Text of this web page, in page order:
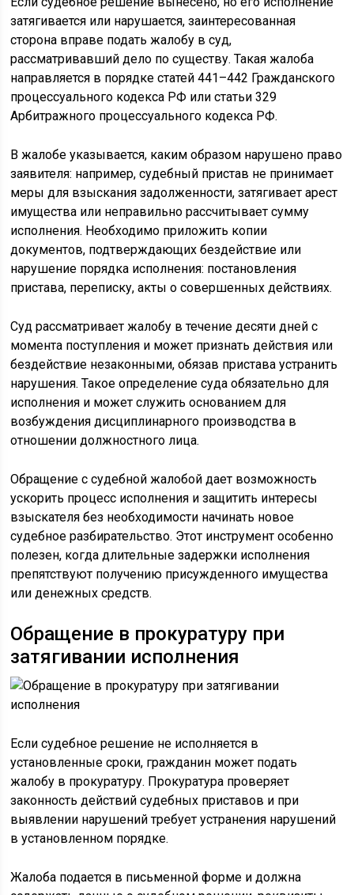
затягивается или нарушается, заинтересованная
сторона вправе подать жалобу в суд,
рассматривавший дело по существу. Такая жалоба
направляется в порядке статей 441–442 Гражданского
процессуального кодекса РФ или статьи 329
Арбитражного процессуального кодекса РФ.
В жалобе указывается, каким образом нарушено право
заявителя: например, судебный пристав не принимает
меры для взыскания задолженности, затягивает арест
имущества или неправильно рассчитывает сумму
исполнения. Необходимо приложить копии
документов, подтверждающих бездействие или
нарушение порядка исполнения: постановления
пристава, переписку, акты о совершенных действиях.
Суд рассматривает жалобу в течение десяти дней с
момента поступления и может признать действия или
бездействие незаконными, обязав пристава устранить
нарушения. Такое определение суда обязательно для
исполнения и может служить основанием для
возбуждения дисциплинарного производства в
отношении должностного лица.
Обращение с судебной жалобой дает возможность
ускорить процесс исполнения и защитить интересы
взыскателя без необходимости начинать новое
судебное разбирательство. Этот инструмент особенно
полезен, когда длительные задержки исполнения
препятствуют получению присужденного имущества
или денежных средств.
Обращение в прокуратуру при
затягивании исполнения
Если судебное решение не исполняется в
установленные сроки, гражданин может подать
жалобу в прокуратуру. Прокуратура проверяет
законность действий судебных приставов и при
выявлении нарушений требует устранения нарушений
в установленном порядке.
Жалоба подается в письменной форме и должна